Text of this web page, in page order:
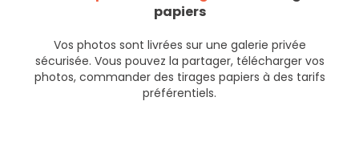
papiers
Vos photos sont livrées sur une galerie privée
sécurisée. Vous pouvez la partager, télécharger vos
photos, commander des tirages papiers à des tarifs
préférentiels.